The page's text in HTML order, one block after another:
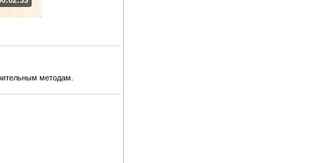
методам.